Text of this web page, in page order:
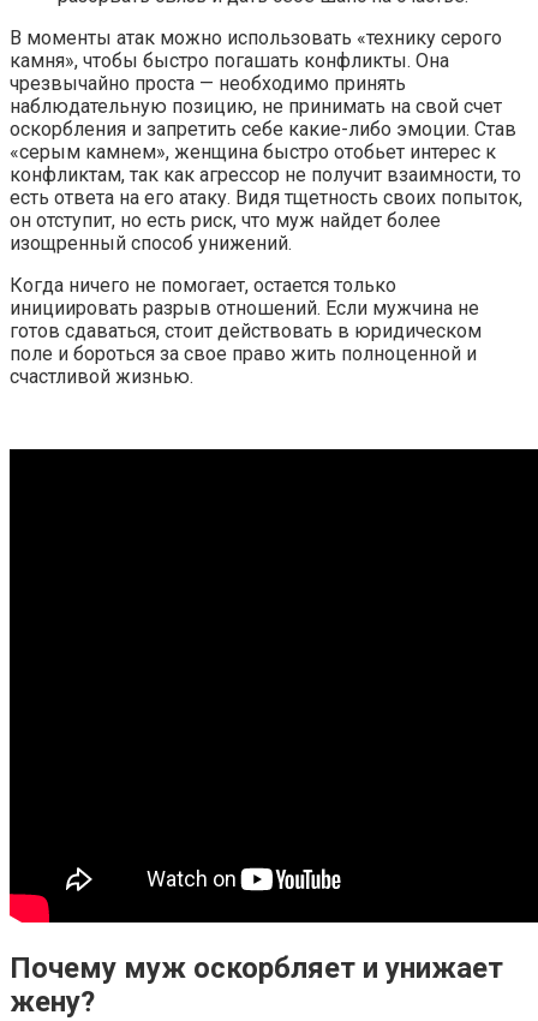
В моменты атак можно использовать «технику серого
камня», чтобы быстро погашать конфликты. Она
чрезвычайно проста — необходимо принять
наблюдательную позицию, не принимать на свой счет
оскорбления и запретить себе какие-либо эмоции. Став
«серым камнем», женщина быстро отобьет интерес к
конфликтам, так как агрессор не получит взаимности, то
есть ответа на его атаку. Видя тщетность своих попыток,
он отступит, но есть риск, что муж найдет более
изощренный способ унижений.
Когда ничего не помогает, остается только
инициировать разрыв отношений. Если мужчина не
готов сдаваться, стоит действовать в юридическом
поле и бороться за свое право жить полноценной и
счастливой жизнью.
Почему муж оскорбляет и унижает
жену?